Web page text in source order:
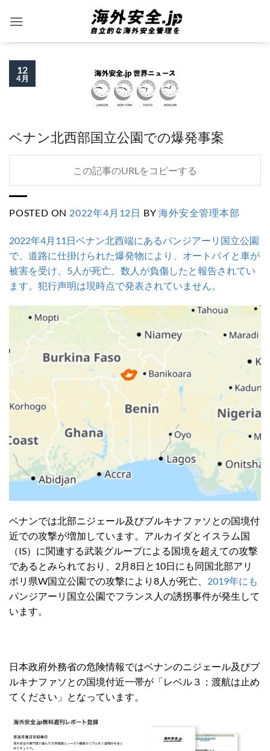
12
4月
ベナン北西部国立公園での爆発事案
この記事のURLをコピーする
POSTED ON 2022年4月12日 BY海外安全管理本部
2022年4月11日ベナン北西端にあるパンジアーリ国立公園
で、道路に仕掛けられた爆発物により、オートバイと車が
被害を受け、5人が死亡、数人が負傷したと報告されてい
ます。犯行声明は現時点で発表されていません。
ベナンでは北部ニジェール及びブルキナファソとの国境付
近での攻撃が増加しています。アルカイダとイスラム国
（IS）に関連する武装グループによる国境を超えての攻撃
であるとみられており、2月8日と10日にも同国北部アリ
ボリ県W国立公園での攻撃により8人が死亡、 2019年にも
パンジアーリ国立公園でフランス人の誘拐事件が発生して
います。
日本政府外務省の危険情報ではベナンのニジェール及びブ
ルキナファソとの国境付近一帯が「レベル３：渡航は止め
てください」となっています。